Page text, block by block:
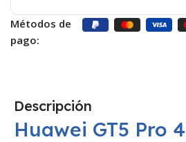
Métodos de
pago:
Descripción
Huawei GT5 Pro